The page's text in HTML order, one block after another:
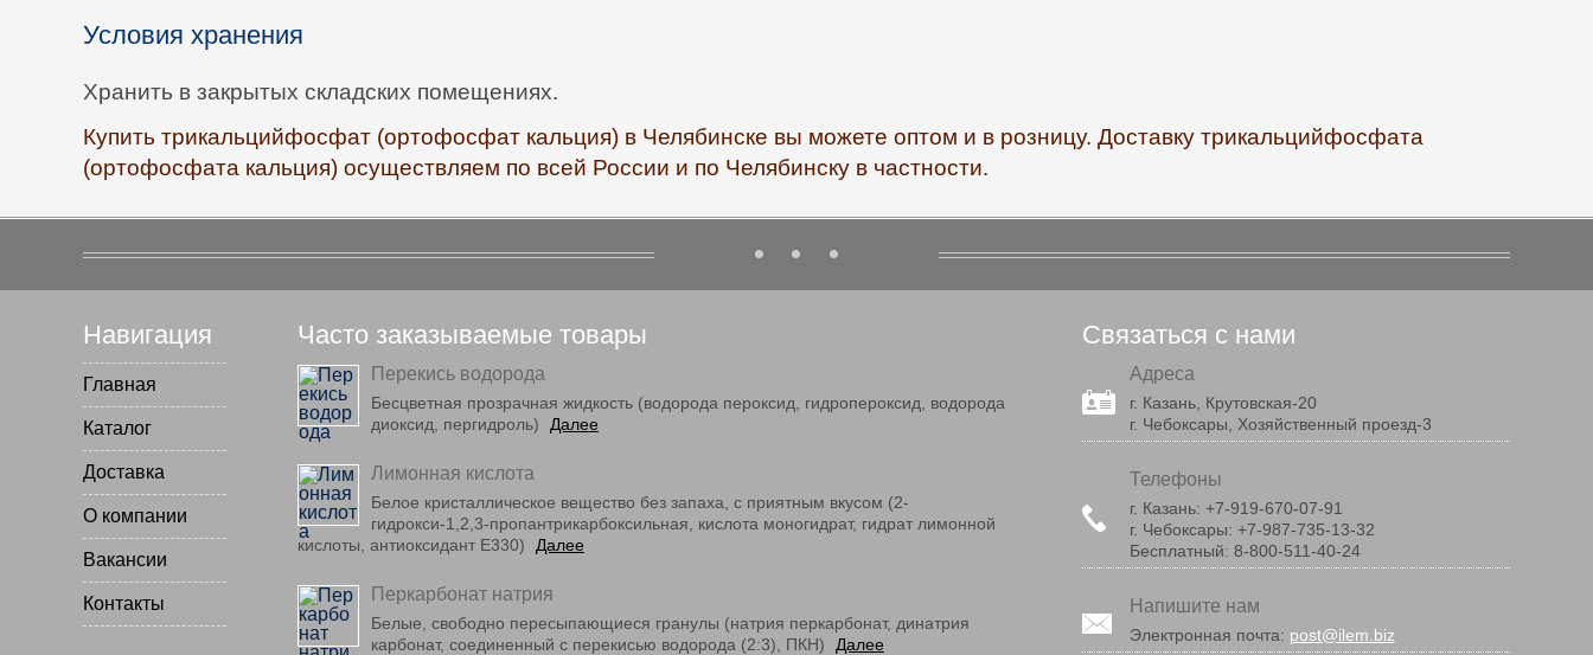
Условия хранения
Хранить в закрытых складских помещениях.
Купить трикальцийфосфат (ортофосфат кальция) в Челябинске вы можете оптом и в розницу. Доставку трикальцийфосфата
(ортофосфата кальция) осуществляем по всей России и по Челябинску в частности.
Навигация
Главная
Каталог
Доставка
О компании
Вакансии
Контакты
Часто заказываемые товары
Перекись водорода
Бесцветная прозрачная жидкость (водорода пероксид, гидропероксид, водорода
диоксид, пергидроль)
Далее
Лимонная кислота
Белое кристаллическое вещество без запаха, с приятным вкусом (2-
гидрокси-1,2,3-пропантрикарбоксильная, кислота моногидрат, гидрат лимонной
кислоты, антиоксидант E330)
Далее
Перкарбонат натрия
Белые, свободно пересыпающиеся гранулы (натрия перкарбонат, динатрия
карбонат, соединенный с перекисью водорода (2:3), ПКН)
Далее
Связаться с нами
Адреса
г. Казань, Крутовская-20
г. Чебоксары, Хозяйственный проезд-3
Телефоны
г. Казань: +7-919-670-07-91
г. Чебоксары: +7-987-735-13-32
Бесплатный: 8-800-511-40-24
Напишите нам
Электронная почта: post@ilem.biz